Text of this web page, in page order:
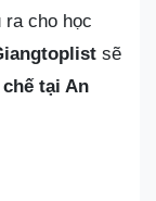
ra cho học
sẽ
tại An